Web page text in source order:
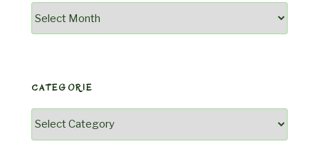
Archivio
CATEGORIE
Categorie